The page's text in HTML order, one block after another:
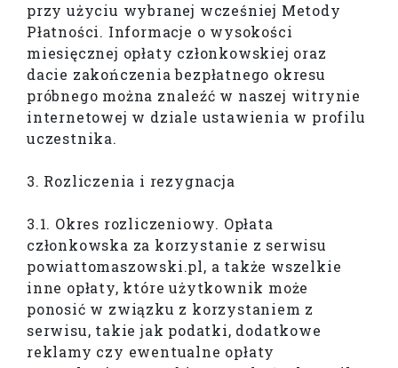
przy użyciu wybranej wcześniej Metody
Płatności. Informacje o wysokości
miesięcznej opłaty członkowskiej oraz
dacie zakończenia bezpłatnego okresu
próbnego można znaleźć w naszej witrynie
internetowej w dziale ustawienia w profilu
uczestnika.
3. Rozliczenia i rezygnacja
3.1. Okres rozliczeniowy. Opłata
członkowska za korzystanie z serwisu
powiattomaszowski.pl, a także wszelkie
inne opłaty, które użytkownik może
ponosić w związku z korzystaniem z
serwisu, takie jak podatki, dodatkowe
reklamy czy ewentualne opłaty